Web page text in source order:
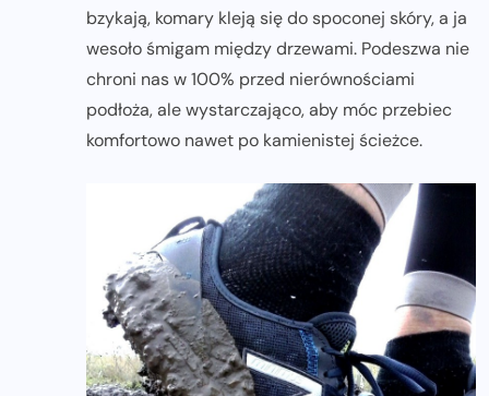
bzykają, komary kleją się do spoconej skóry, a ja
wesoło śmigam między drzewami. Podeszwa nie
chroni nas w 100% przed nierównościami
podłoża, ale wystarczająco, aby móc przebiec
komfortowo nawet po kamienistej ścieżce.